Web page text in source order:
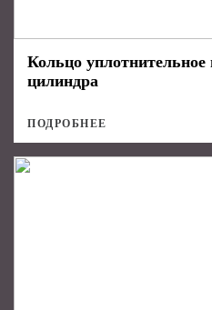
Кольцо уплотнительное
цилиндра
ПОДРОБНЕЕ